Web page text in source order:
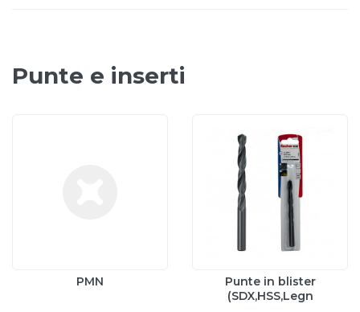
Punte e inserti
PMN
Punte in blister
(SDX,HSS,Legn